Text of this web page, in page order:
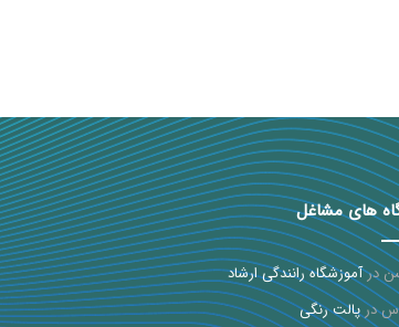
های مشاغل
درآموزشگاه رانندگی ارشاد
درپالت رنگی